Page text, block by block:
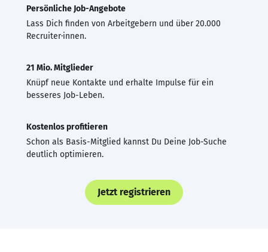
Persönliche Job-Angebote
Lass Dich finden von Arbeitgebern und über 20.000
Recruiter·innen.
21 Mio. Mitglieder
Knüpf neue Kontakte und erhalte Impulse für ein
besseres Job-Leben.
Kostenlos profitieren
Schon als Basis-Mitglied kannst Du Deine Job-Suche
deutlich optimieren.
Jetzt registrieren